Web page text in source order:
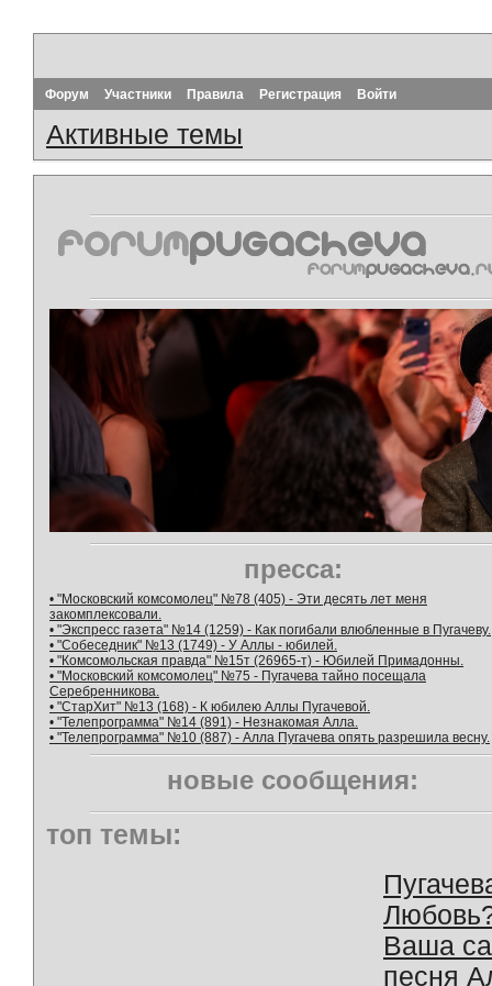
Форум Участники Правила Регистрация Войти
Активные темы
пресса:
• "Московский комсомолец" №78 (405) - Эти десять лет меня
закомплексовали.
• "Экспресс газета" №14 (1259) - Как погибали влюбленные в Пугачеву.
• "Собеседник" №13 (1749) - У Аллы - юбилей.
• "Комсомольская правда" №15т (26965-т) - Юбилей Примадонны.
• "Московский комсомолец" №75 - Пугачева тайно посещала
Серебренникова.
• "СтарХит" №13 (168) - К юбилею Аллы Пугачевой.
• "Телепрограмма" №14 (891) - Незнакомая Алла.
• "Телепрограмма" №10 (887) - Алла Пугачева опять разрешила весну.
новые сообщения:
топ темы:
Ваша
песня